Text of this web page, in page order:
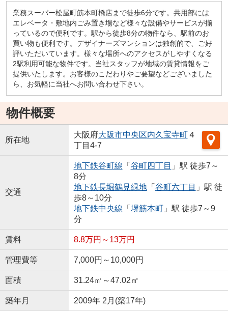
業務スーパー松屋町筋本町橋店まで徒歩6分です。共用部には
エレベータ・敷地内ごみ置き場など様々な設備やサービスが揃
っているので便利です。駅から徒歩8分の物件なら、駅前のお
買い物も便利です。デザイナーズマンションは独創的で、ご好
評いただいています。様々な場所へのアクセスがしやすくなる
2駅利用可能な物件です。当社スタッフが地域の賃貸情報をご
提供いたします。お客様のこだわりやご要望などございました
ら、お気軽に当社へお問い合わせ下さい。
物件概要
所在地
大阪府大阪市中央区内久宝寺町４
丁目4-7
交通
地下鉄谷町線 「 谷町四丁目 」駅 徒歩7～
8分
地下鉄長堀鶴見緑地「 谷町六丁目 」駅 徒
歩8～10分
地下鉄中央線 「 堺筋本町」駅 徒歩7～9
分
賃料 8.8万円～13万円
管理費等 7,000円～10,000円
面積 31.24㎡～47.02㎡
築年月 2009年 2月(築17年)